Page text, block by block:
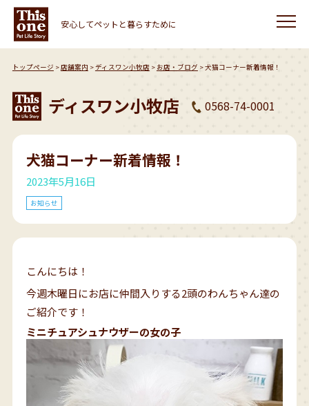
安心してペットと暮らすために
トップページ 店舗案内 ディスワン小牧店 お店・ブログ 犬猫コーナー新着情報！
ディスワン小牧店 0568-74-0001
犬猫コーナー新着情報！
2023年5月16日
お知らせ
こんにちは！
今週木曜日にお店に仲間入りする2頭のわんちゃん達の
ご紹介です！
ミニチュアシュナウザーの女の子